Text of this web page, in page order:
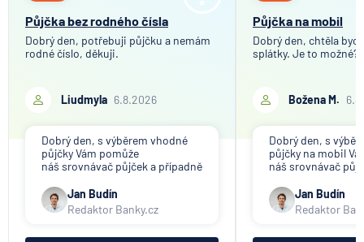
NN Životná poisťovňa
Oberbank AG
PPF banka
Raiffeisenbank
Sparkasse Oberlausitz
Stavební spořitelna České spořitelny
SV pojišťovna
Trinity Bank
UniCredit Bank
Půjčka bez rodného čísla
Dobrý den, potřebuji půjčku a nemám
rodné číslo, děkuji.
Liudmyla 6.8.2026
Dobrý den, s výběrem vhodné
půjčky Vám pomůže
náš srovnávač půjček a případně
půjček. Pro získání půjčky je
třeba mít dostatečný příjem,
nebýt ve zkušební ani výpovědní
Jan Budín
Redaktor Banky.cz
Půjčka na mobil
Dobrý den, chtěla
splátky. Je to možné?
Božena M.
Dobrý den, s
půjčky na mobil
náš srovnávač
půjček. Pro získání
nákupu na
dostatečný
Jan Budín
Redaktor